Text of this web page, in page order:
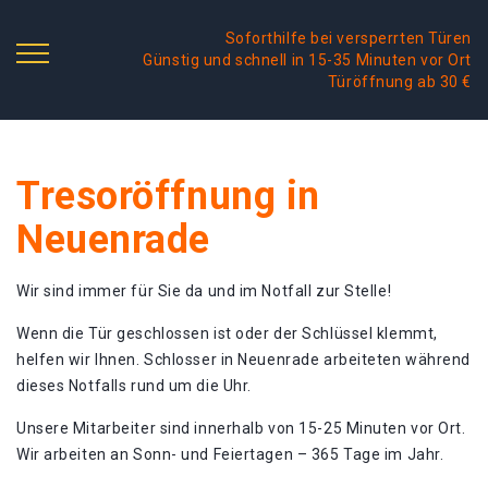
Soforthilfe bei versperrten Türen
Günstig und schnell in 15-35 Minuten vor Ort
Türöffnung ab 30 €
Tresoröffnung in
Neuenrade
Wir sind immer für Sie da und im Notfall zur Stelle!
Wenn die Tür geschlossen ist oder der Schlüssel klemmt,
helfen wir Ihnen. Schlosser in Neuenrade arbeiteten während
dieses Notfalls rund um die Uhr.
Unsere Mitarbeiter sind innerhalb von 15-25 Minuten vor Ort.
Wir arbeiten an Sonn- und Feiertagen – 365 Tage im Jahr.